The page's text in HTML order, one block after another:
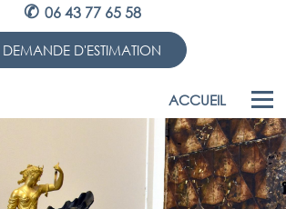
✆ 06 43 77 65 58
DEMANDE D'ESTIMATION
ACCUEIL